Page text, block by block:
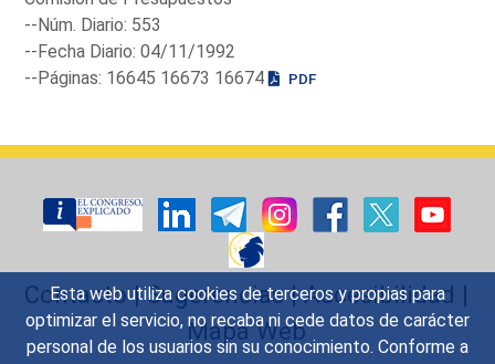
Esta web utiliza cookies de terceros y propias para
optimizar el servicio, no recaba ni cede datos de carácter
personal de los usuarios sin su conocimiento. Conforme a
--Núm. Diario: 553
--Fecha Diario: 04/11/1992
--Páginas: 16645 16673 16674
PDF
Contacto|Sugerencias|Accesibilidad |
Mapa Web